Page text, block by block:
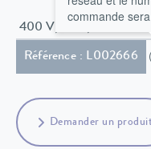
Référence : L002666
commande
Demander un